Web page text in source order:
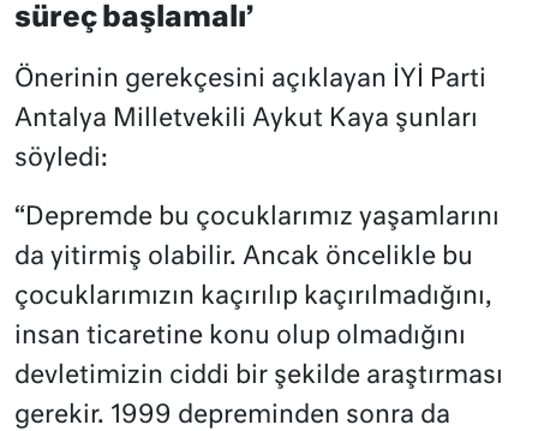
süreç başlamalı’
Önerinin gerekçesini açıklayan İYİ Parti
Antalya Milletvekili Aykut Kaya şunları
söyledi:
“Depremde bu çocuklarımız yaşamlarını
da yitirmiş olabilir. Ancak öncelikle bu
çocuklarımızın kaçırılıp kaçırılmadığını,
insan ticaretine konu olup olmadığını
devletimizin ciddi bir şekilde araştırması
gerekir. 1999 depreminden sonra da